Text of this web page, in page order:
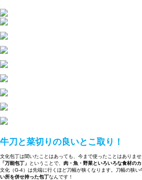
牛刀と菜切りの良いとこ取り！
文化包丁は聞いたことはあっても、今まで使ったことはありま
「万能包丁」
ということで、 肉・魚・野菜といろいろな食材のカ
文化（G-4）は先端に行くほど刀幅が狭くなります。刀幅の狭
い所を併せ持った包丁なんです！